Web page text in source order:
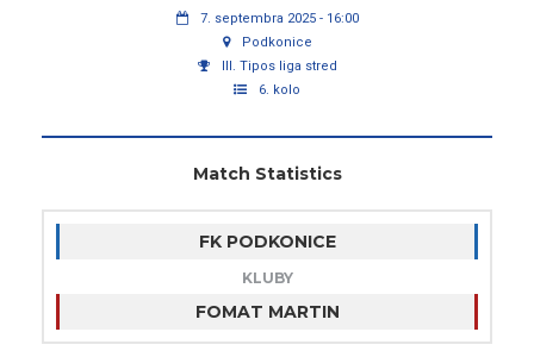
7. septembra 2025 - 16:00
Podkonice
III. Tipos liga stred
6. kolo
Match Statistics
FK PODKONICE
KLUBY
FOMAT MARTIN